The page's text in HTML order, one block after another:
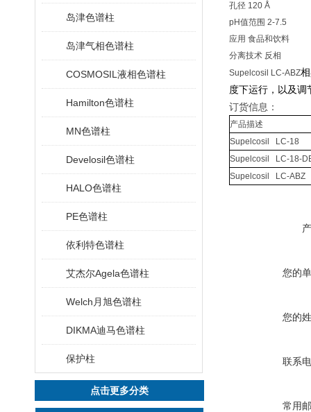
岛津色谱柱
岛津气相色谱柱
COSMOSIL液相色谱柱
Hamilton色谱柱
MN色谱柱
Develosil色谱柱
HALO色谱柱
PE色谱柱
依利特色谱柱
艾杰尔Agela色谱柱
Welch月旭色谱柱
DIKMA迪马色谱柱
保护柱
点击更多分类
孔径 120 Å
pH值范围 2-7.5
应用 食品和饮料
分离技术 反相
Supelcosil LC-ABZ
度下运行，以及调
订货信息：
产品描述
Supelcosil LC-18
Supelcosil LC-18-
Supelcosil LC-ABZ
您的
您的
联系
常用